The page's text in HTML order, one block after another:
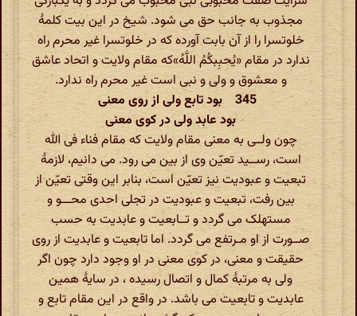
مجذوب به جانب حق می شود. شیخ در این بیت کلمۀ
خلوتسرا را از آن بابت آورده که در خلوتسرا غیر محرم راه
ندارد در مقام «یُحبِبکُمُ اللَّهُ»که مقام ولایت و اتحاد عاشق
و معشوق و ولی و نبی است غیر محرم راه ندارد.
345 بود تابع ولی از روی معنی
بود عابد ولی در کوی معنی
چون ولــی به معنی مقام ولایت که مقام فناء فی الله
است، رســید تعیّن وی از بین می رود. می دانیم، لازمۀ
تبعیت و عبودیت نیز تعیّن است، بنابر این وقتی تعیّن از
بین رفت، تبعیت و عبودیت در تجلی احدی محـــو و
مستهلک می گردد و تــابعیت و عابدیت به حسب
صــورت از او مـرتفع می گردد. اما تابعیت و عابدیت از روی
حقیقت و معنی، در کوی معنی در او وجود دارد چون اگر
ولی به مرتبۀ کمال و اتصال رسیده ، در سایۀ همین
عابدیت و تابعیت می باشد. در واقع در این مقام تابع و